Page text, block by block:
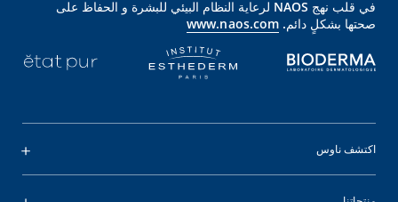
في قلب نهج NAOS لرعاية النظام البيئي للبشرة و الحفاظ على
صحتها بشكلٍ دائم. www.naos.com
اكتشف ناوس